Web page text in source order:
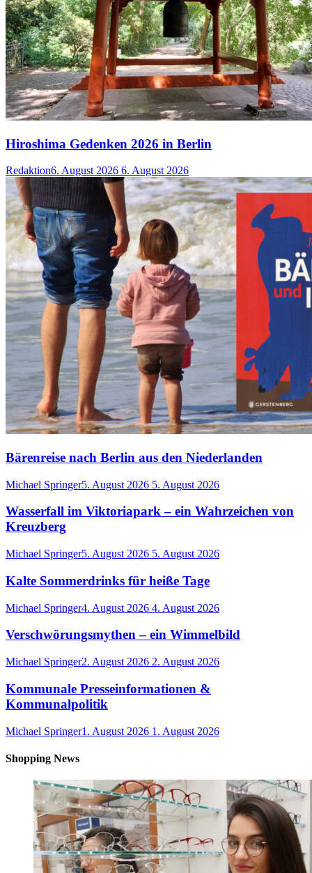
Hiroshima Gedenken 2026 in Berlin
Redaktion6. August 2026 6. August 2026
Bärenreise nach Berlin aus den Niederlanden
Michael Springer5. August 2026 5. August 2026
Wasserfall im Viktoriapark – ein Wahrzeichen von
Kreuzberg
Michael Springer5. August 2026 5. August 2026
Kalte Sommerdrinks für heiße Tage
Michael Springer4. August 2026 4. August 2026
Verschwörungsmythen – ein Wimmelbild
Michael Springer2. August 2026 2. August 2026
Kommunale Presseinformationen &
Kommunalpolitik
Michael Springer1. August 2026 1. August 2026
Shopping News